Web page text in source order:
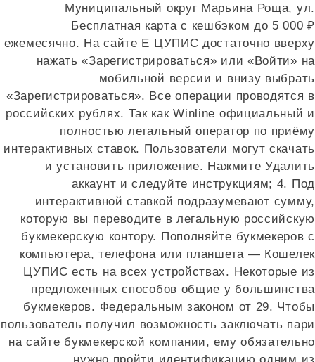
Муниципальный округ Марьина Роща, ул.
Бесплатная карта с кешбэком до 5 000 ₽
ежемесячно. На сайте Е ЦУПИС достаточно вверху
нажать «Зарегистрироваться» или «Войти» на
мобильной версии и внизу выбрать
«Зарегистрироваться». Все операции проводятся в
российских рублях. Так как Winline официальный и
полностью легальный оператор по приёму
интерактивных ставок. Пользователи могут скачать
и установить приложение. Нажмите Удалить
аккаунт и следуйте инструкциям; 4. Под
интерактивной ставкой подразумевают сумму,
которую вы переводите в легальную российскую
букмекерскую контору. Пополняйте букмекеров с
компьютера, телефона или планшета — Кошелек
ЦУПИС есть на всех устройствах. Некоторые из
предложенных способов общие у большинства
букмекеров. Федеральным законом от 29. Чтобы
пользователь получил возможность заключать пари
на сайте букмекерской компании, ему обязательно
нужно пройти идентификацию одним из